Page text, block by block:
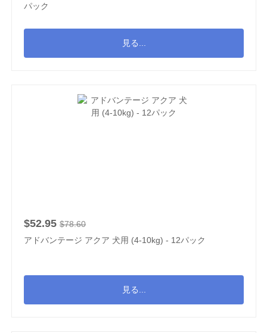
パック
見る...
$52.95 $78.60
アドバンテージ アクア 犬用 (4-10kg) - 12パック
見る...